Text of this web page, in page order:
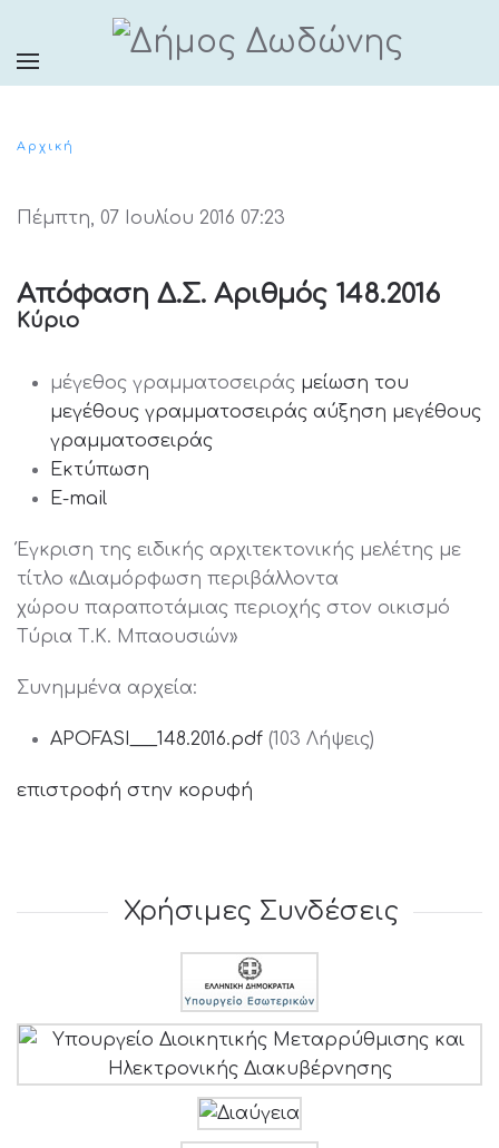
Αρχική
Πέμπτη, 07 Ιουλίου 2016 07:23
Απόφαση Δ.Σ. Αριθμός 148.2016
Κύριο
μέγεθος γραμματοσειράς μείωση του
μεγέθους γραμματοσειράς αύξηση μεγέθους
γραμματοσειράς
Εκτύπωση
E-mail
Έγκριση της ειδικής αρχιτεκτονικής μελέτης με
τίτλο «Διαμόρφωση περιβάλλοντα
χώρου παραποτάμιας περιοχής στον οικισμό
Τύρια Τ.Κ. Μπαουσιών»
Συνημμένα αρχεία:
APOFASI___148.2016.pdf (103 Λήψεις)
επιστροφή στην κορυφή
Χρήσιμες Συνδέσεις